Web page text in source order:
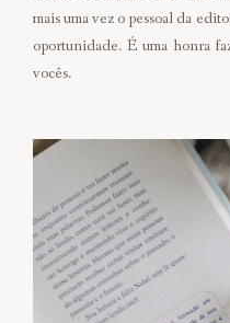
mais uma vez o pessoal da
oportunidade. É uma honra
vocês.